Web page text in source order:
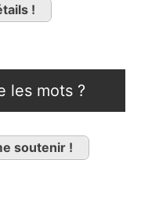
!
les mots ?
soutenir !